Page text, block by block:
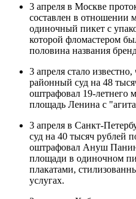
3 апреля в Москве
составлен в отношении
одиночный пикет с
которой фломастером
половина названия
3 апреля стало
районный суд на 48
оштрафовал 19-летнего
площадь Ленина с
3 апреля в Санкт-
суд на 40 тысяч рублей
оштрафовал Ануш
площади в одиночном
плакатами,
услугах.